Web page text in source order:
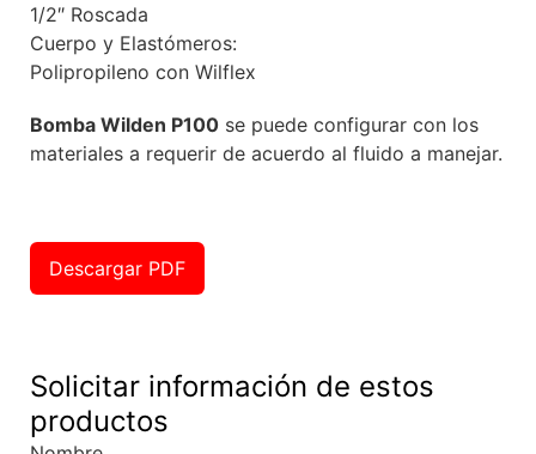
1/2″ Roscada
Cuerpo y Elastómeros:
Polipropileno con Wilflex
Bomba Wilden P100se puede configurar con los
materiales a requerir de acuerdo al fluido a manejar.
Descargar PDF
Solicitar información de estos
productos